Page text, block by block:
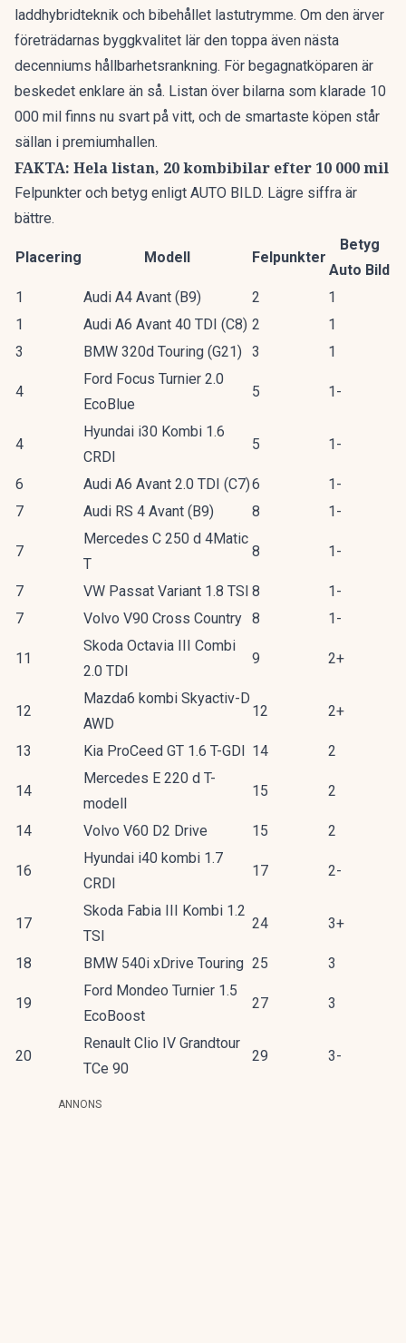
laddhybridteknik och bibehållet lastutrymme. Om den ärver
företrädarnas byggkvalitet lär den toppa även nästa
decenniums hållbarhetsrankning. För begagnatköparen är
beskedet enklare än så. Listan över bilarna som klarade 10
000 mil finns nu svart på vitt, och de smartaste köpen står
sällan i premiumhallen.
FAKTA: Hela listan, 20 kombibilar efter 10 000 mil
Felpunkter och betyg enligt AUTO BILD. Lägre siffra är
bättre.
Placering Modell Felpunkter
Betyg
Auto Bild
1
Audi A4 Avant (B9) 2
1
1
Audi A6 Avant 40 TDI (C8) 2
1
3
BMW 320d Touring (G21) 3 1
4
Ford Focus Turnier 2.0
EcoBlue
5 1-
4
Hyundai i30 Kombi 1.6
CRDI
5 1-
6 Audi A6 Avant 2.0 TDI (C7)6
1-
7
Audi RS 4 Avant (B9) 8 1-
7
Mercedes C 250 d 4Matic
T
8 1-
7 VW Passat Variant 1.8 TSI 8
1-
7
Volvo V90 Cross Country 8 1-
11
Skoda Octavia III Combi
2.0 TDI
9 2+
12
Mazda6 kombi Skyactiv-D
AWD
12 2+
13 Kia ProCeed GT 1.6 T-GDI 14 2
14
Mercedes E 220 d T-
modell
15 2
14 Volvo V60 D2 Drive 15 2
16
Hyundai i40 kombi 1.7
CRDI
17 2-
17
Skoda Fabia III Kombi 1.2
TSI
24 3+
18 BMW 540i xDrive Touring 25 3
19
Ford Mondeo Turnier 1.5
EcoBoost
27 3
20
Renault Clio IV Grandtour
TCe 90
29 3-
ANNONS